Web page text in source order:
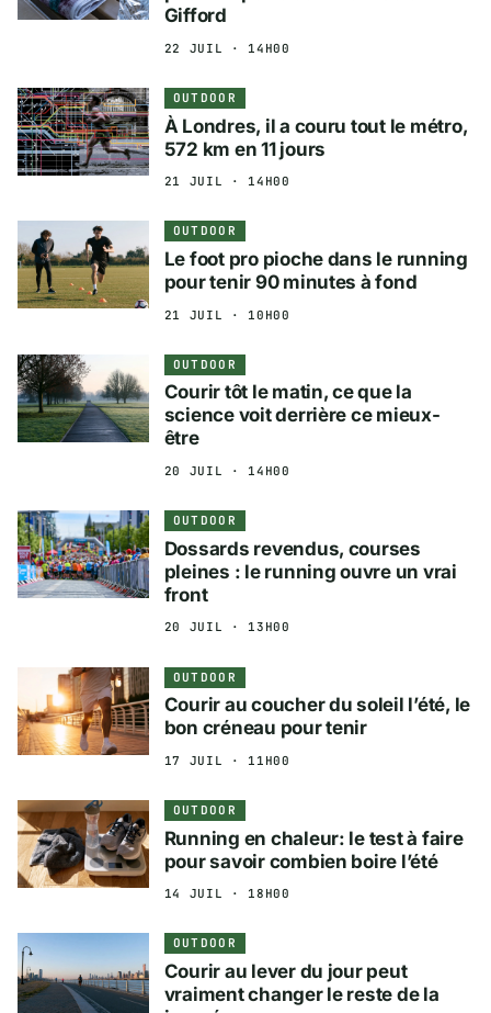
Gifford
22 JUIL · 14H00
OUTDOOR
À Londres, il a couru tout le métro,
572 km en 11 jours
21 JUIL · 14H00
OUTDOOR
Le foot pro pioche dans le running
pour tenir 90 minutes à fond
21 JUIL · 10H00
OUTDOOR
Courir tôt le matin, ce que la
science voit derrière ce mieux-
être
20 JUIL · 14H00
OUTDOOR
Dossards revendus, courses
pleines : le running ouvre un vrai
front
20 JUIL · 13H00
OUTDOOR
Courir au coucher du soleil l’été, le
bon créneau pour tenir
17 JUIL · 11H00
OUTDOOR
Running en chaleur: le test à faire
pour savoir combien boire l’été
14 JUIL · 18H00
OUTDOOR
Courir au lever du jour peut
vraiment changer le reste de la